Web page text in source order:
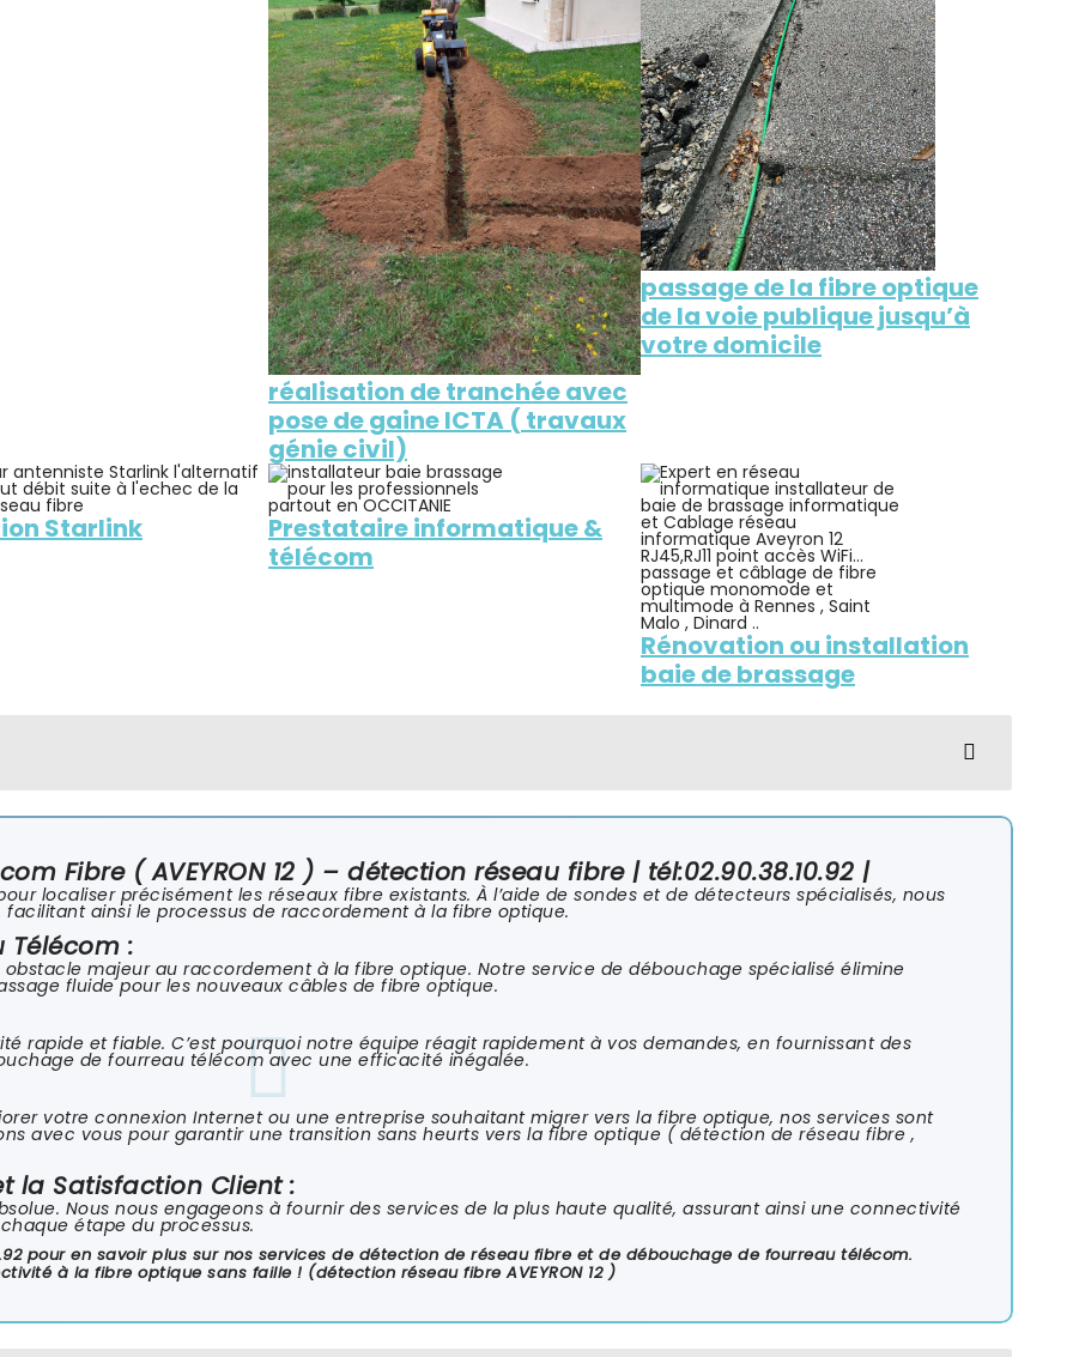
réalisation de tranchée avec
pose de gaine ICTA ( travaux
génie civil)
passage de la fibre optique
de la voie publique jusqu’à
votre domicile
Starlink
Prestataire informatique &
télécom
Rénovation ou installation
baie de brassage
Fibre ( AVEYRON 12 ) – détection réseau fibre | tél:02.90.38.10.92 |
localiser précisément les réseaux fibre existants. À l’aide de sondes et de détecteurs spécialisés, nous
ainsi le processus de raccordement à la fibre optique.
Télécom :
majeur au raccordement à la fibre optique. Notre service de débouchage spécialisé élimine
fluide pour les nouveaux câbles de fibre optique.
rapide et fiable. C’est pourquoi notre équipe réagit rapidement à vos demandes, en fournissant des
de fourreau télécom avec une efficacité inégalée.
votre connexion Internet ou une entreprise souhaitant migrer vers la fibre optique, nos services sont
avec vous pour garantir une transition sans heurts vers la fibre optique ( détection de réseau fibre ,
la Satisfaction Client :
Nous nous engageons à fournir des services de la plus haute qualité, assurant ainsi une connectivité
étape du processus.
pour en savoir plus sur nos services de détection de réseau fibre et de débouchage de fourreau télécom.
à la fibre optique sans faille ! (détection réseau fibre AVEYRON 12 )